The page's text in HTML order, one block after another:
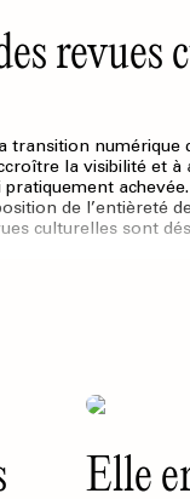
revues
transition numérique
la visibilité et à
pratiquement
de l’entièreté
culturelles sont
Elle